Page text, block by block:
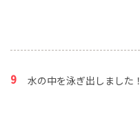
水の中を泳ぎ出しました！